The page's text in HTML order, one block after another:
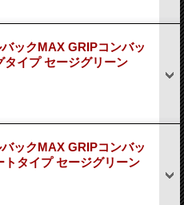
ックMAX GRIPコンバッ
タイプ セージグリーン
ックMAX GRIPコンバッ
トタイプ セージグリーン